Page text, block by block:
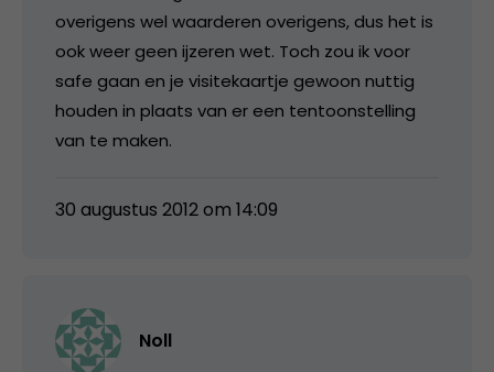
overigens wel waarderen overigens, dus het is
ook weer geen ijzeren wet. Toch zou ik voor
safe gaan en je visitekaartje gewoon nuttig
houden in plaats van er een tentoonstelling
van te maken.
30 augustus 2012 om 14:09
Noll